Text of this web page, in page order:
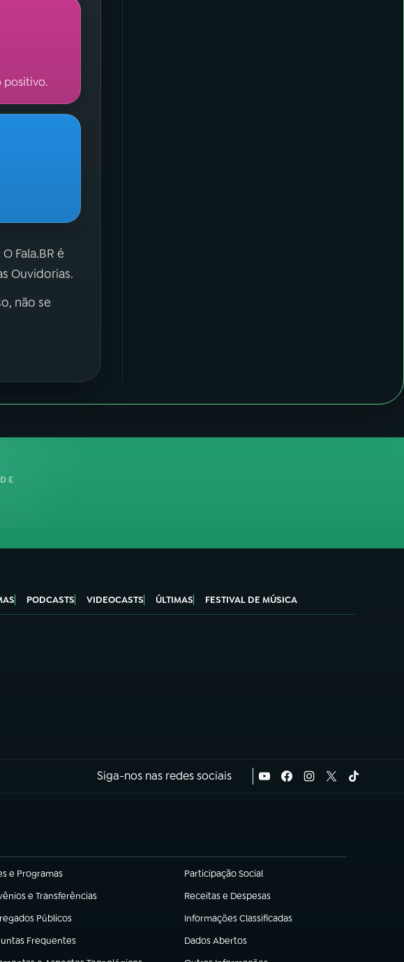
positivo.
Fala.BR é
Ouvidorias.
não se
PODCASTS VIDEOCASTS ÚLTIMAS FESTIVAL DE MÚSICA
Siga-nos nas redes sociais
e Programas
em nova aba) Participação Social
(abre em nova aba)
e Transferências
em nova aba) Receitas e Despesas
(abre em nova aba)
Públicos
em nova aba) Informações Classificadas
(abre em nova aba)
Frequentes
em nova aba) Dados Abertos
(abre em nova aba)